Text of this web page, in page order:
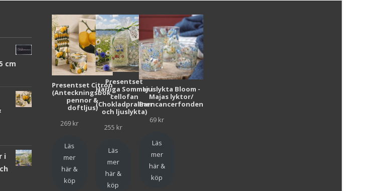
cm
i
Presentset Citron
(Anteckningsbok,
pennor &
doftljus)
269 kr
Läs
mer
här &
köp
Presentset
Härliga Sommar i
cellofan
(Chokladpraliner
och ljuslykta)
255 kr
Läs
mer
här &
köp
Ljuslykta Bloom -
Majas lyktor/
Barncancerfonden
69 kr
Läs
mer
här &
köp